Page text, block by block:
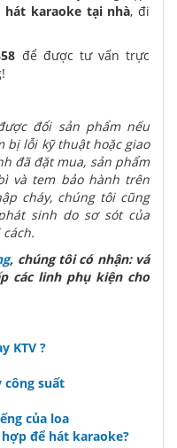
hát karaoke tại nhà, đi
để được tư vấn trực
đổi sản phẩm nếu
bị lỗi kỹ thuật hoặc giao
đã đặt mua, sản phẩm
và tem bảo hành trên
cháy, chúng tôi cũng
sinh do sơ sót của
, chúng tôi có nhận: vá
các linh phụ kiện cho
KTV ?
công suất
của loa
để hát karaoke?